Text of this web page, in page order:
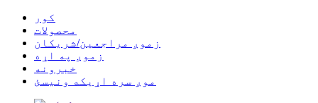
کور
محصولات
زموږ مراجعین/شریکان
زموږ په اړه
خبرونه
موږ سره اړیکه ونیسئ